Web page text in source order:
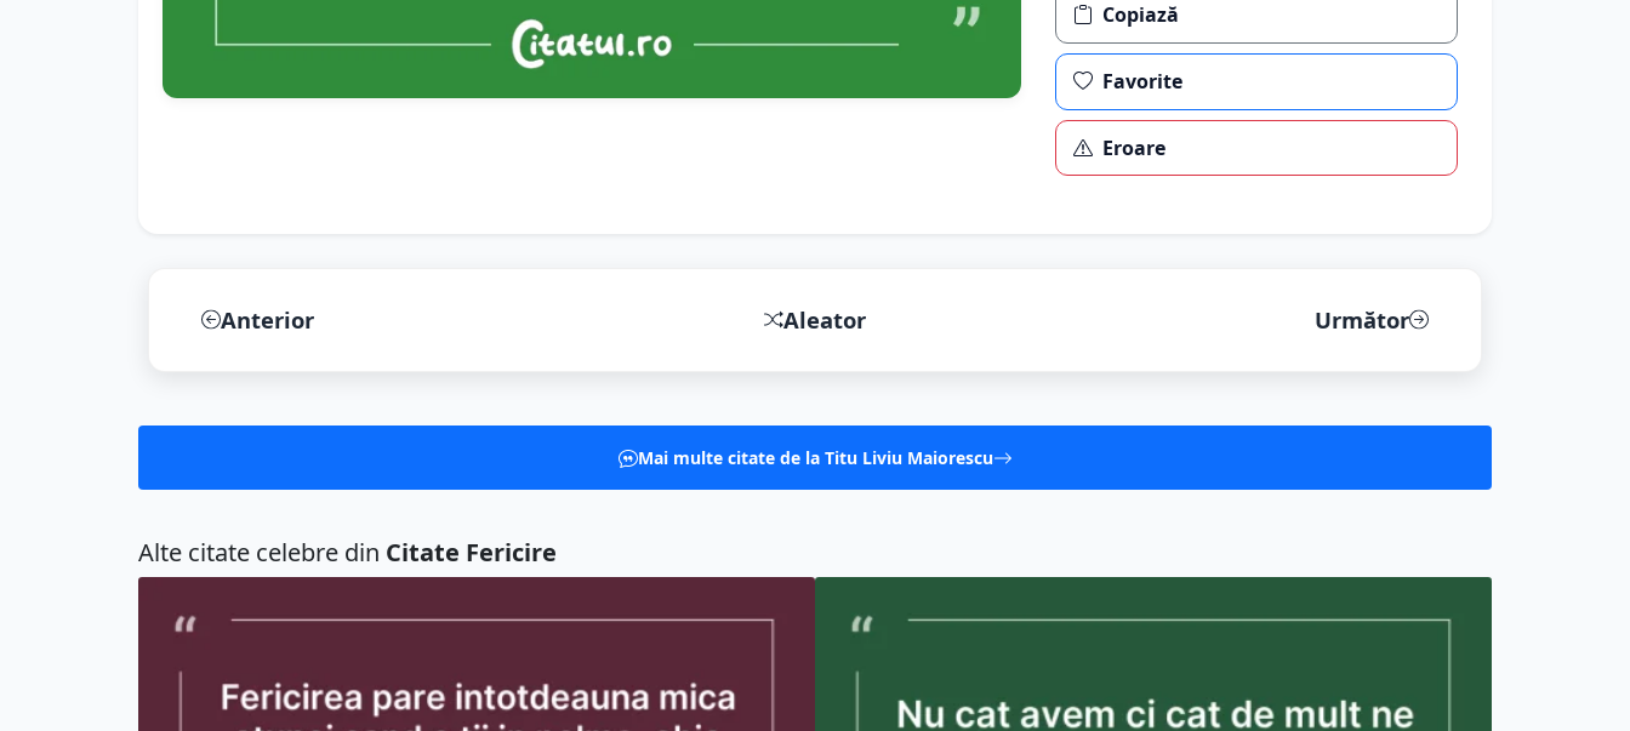
Copiază
Favorite
Eroare
Anterior Aleator Următor
Mai multe citate de la Titu Liviu Maiorescu
Alte citate celebre din Citate Fericire